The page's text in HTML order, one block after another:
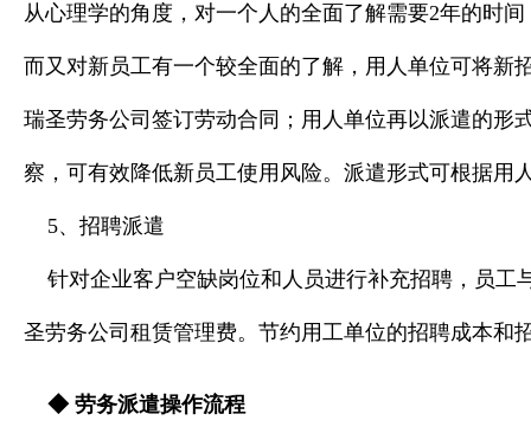
从心理学的角度，对一个人的全面了解需要2年的时
而又对新员工有一个较全面的了解，用人单位可将新
瑞圣劳务公司签订劳动合同；用人单位再以派遣的形
察，可有效降低新员工使用风险。派遣形式可根据用
5、招聘派遣
针对企业客户空缺岗位和人员进行补充招聘，员
圣劳务公司租赁管理费。节约用工单位的招聘成本和
◆劳务派遣操作流程